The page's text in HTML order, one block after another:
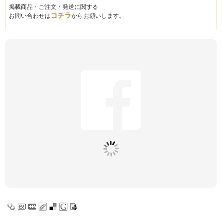
掲載商品・ご注文・発送に関する
お問い合わせは コチラからお願いします。